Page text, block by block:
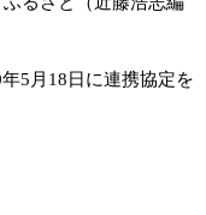
5月18日に連携協定を